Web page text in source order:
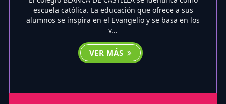
escuela católica. La educación que ofrece a sus
alumnos se inspira en el Evangelio y se basa en los
v...
VER MÁS